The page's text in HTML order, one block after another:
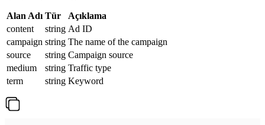
Alan Adı Tür
Açıklama
content
string Ad ID
campaign string The name of the campaign
source
string Campaign source
medium
string Traffic type
term
string Keyword